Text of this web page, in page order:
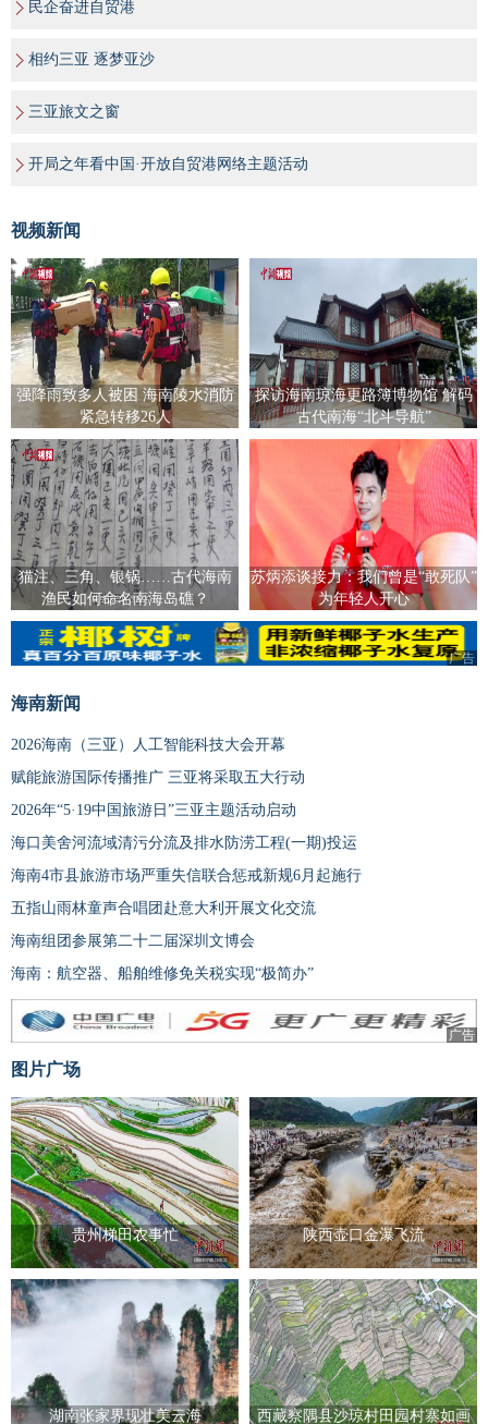
民企奋进自贸港
相约三亚 逐梦亚沙
三亚旅文之窗
开局之年看中国·开放自贸港网络主题活动
视频新闻
强降雨致多人被困 海南陵水消防
紧急转移26人
探访海南琼海更路簿博物馆 解码
古代南海“北斗导航”
猫注、三角、银锅……古代海南
渔民如何命名南海岛礁？
苏炳添谈接力：我们曾是“敢死队”
为年轻人开心
广告
海南新闻
2026海南（三亚）人工智能科技大会开幕
赋能旅游国际传播推广 三亚将采取五大行动
2026年“5·19中国旅游日”三亚主题活动启动
海口美舍河流域清污分流及排水防涝工程(一期)投运
海南4市县旅游市场严重失信联合惩戒新规6月起施行
五指山雨林童声合唱团赴意大利开展文化交流
海南组团参展第二十二届深圳文博会
海南：航空器、船舶维修免关税实现“极简办”
广告
图片广场
贵州梯田农事忙 陕西壶口金瀑飞流
湖南张家界现壮美云海 西藏察隅县沙琼村田园村寨如画